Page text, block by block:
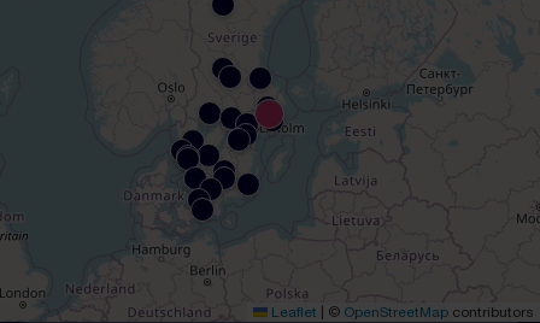
Leaflet © OpenStreetMap contributors